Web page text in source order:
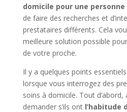
domicile pour une personne
de faire des recherches et
prestataires différents. Cela
meilleure solution possible
de votre proche.
Il y a quelques points
lorsque vous interrogez des
soins à domicile. Tout
demander s’ils ont l’habitude